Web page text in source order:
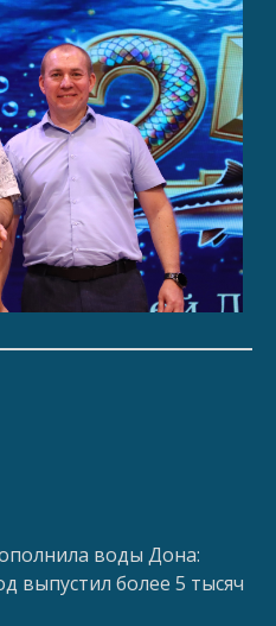
воды Дона:
выпустил более 5 тысяч